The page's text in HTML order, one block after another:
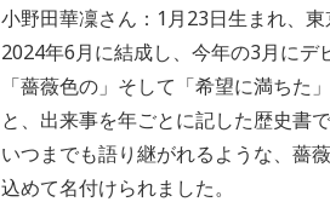
小野田華凜さん：1月23日生まれ、
2024年6月に結成し、今年の3月にデ
「薔薇色の」そして「希望に満ちた
と、出来事を年ごとに記した歴史書
いつまでも語り継がれるような、薔
込めて名付けられました。